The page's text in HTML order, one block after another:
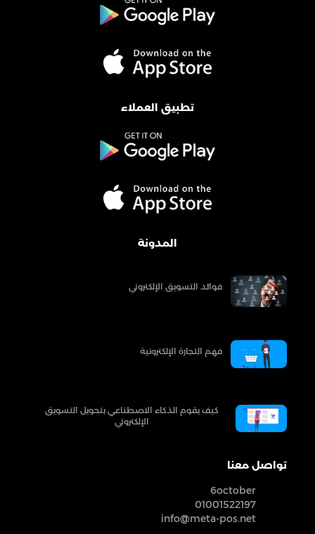
تطبيق العملاء
المدونة
فوائد التسويق الإلكتروني
فهم التجارة الإلكترونية
كيف يقوم الذكاء الاصطناعي بتحويل التسويق
الإلكتروني
تواصل معنا
6october
01001522197
info@meta-pos.net